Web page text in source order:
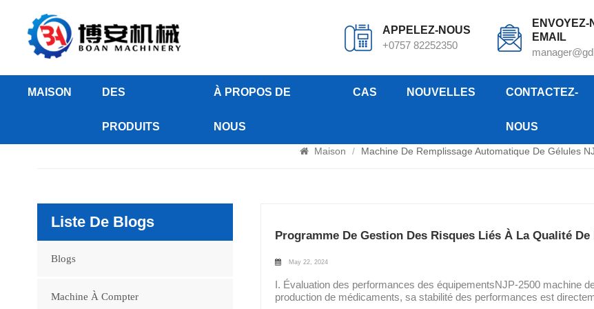
APPELEZ-NOUS
+0757 82252350
ENVOYEZ-
EMAIL
MAISON DES
PRODUITS
À PROPOS DE
NOUS
CAS NOUVELLES CONTACTEZ-
NOUS
Machine de remplissage automatique de
Maison / Machine De Remplissage Automatique De Gélules
Programme De Gestion Des Risques Liés À La Qualité
May 22, 2024
I. Évaluation des performances des équipementsNJP-2500 machine
production de médicaments, sa stabilité des performances est
Liste De Blogs
Blogs
Machine À Compter